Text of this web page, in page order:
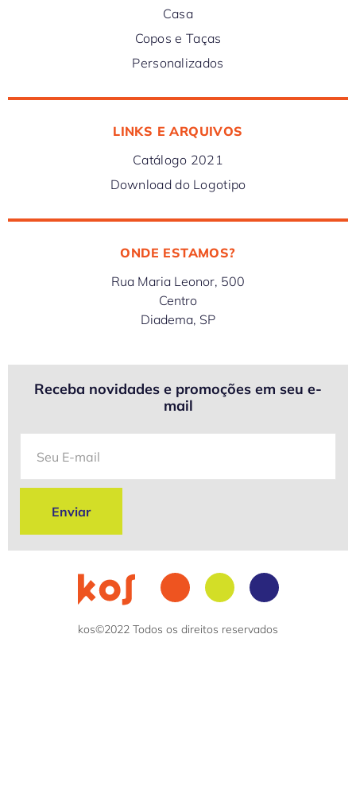
Casa
Copos e Taças
Personalizados
LINKS E ARQUIVOS
Catálogo 2021
Download do Logotipo
ONDE ESTAMOS?
Rua Maria Leonor, 500
Centro
Diadema, SP
Receba novidades e promoções em seu e-
mail
Enviar
kos©2022 Todos os direitos reservados